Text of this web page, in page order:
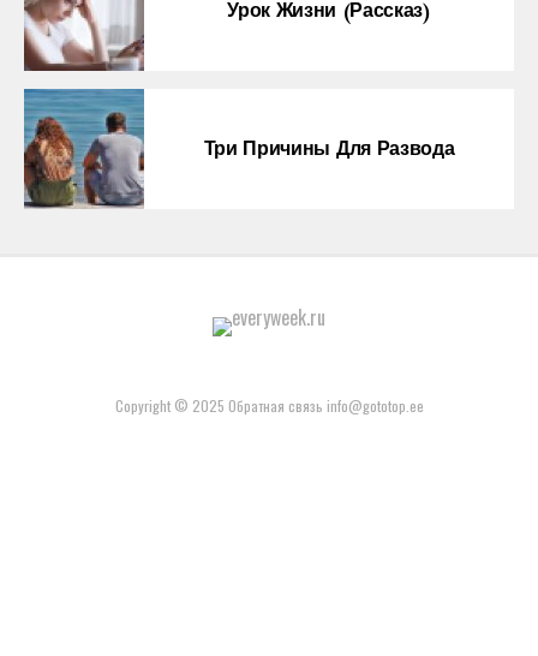
Урок Жизни (рассказ)
Три Причины Для Развода
Copyright © 2025 Обратная связь info@gototop.ee